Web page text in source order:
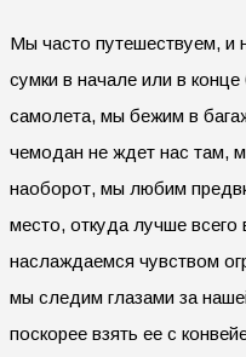
Мы часто путешествуем, и
сумки в начале или в
самолета, мы бежим в
чемодан не ждет нас там,
наоборот, мы любим
место, откуда лучше
наслаждаемся чувством
мы следим глазами за
поскорее взять ее с